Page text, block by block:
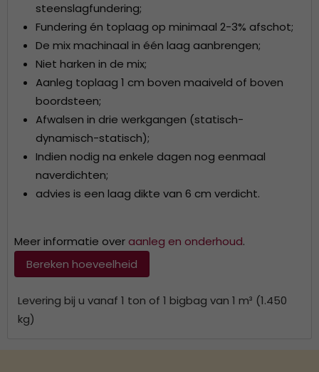
steenslagfundering;
Fundering én toplaag op minimaal 2-3% afschot;
De mix machinaal in één laag aanbrengen;
Niet harken in de mix;
Aanleg toplaag 1 cm boven maaiveld of boven
boordsteen;
Afwalsen in drie werkgangen (statisch-
dynamisch-statisch);
Indien nodig na enkele dagen nog eenmaal
naverdichten;
advies is een laag dikte van 6 cm verdicht.
Meer informatie over aanleg en onderhoud.
Bereken hoeveelheid
Levering bij u vanaf 1 ton of 1 bigbag van 1 m³ (1.450
kg)